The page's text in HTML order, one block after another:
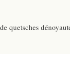
quetsches